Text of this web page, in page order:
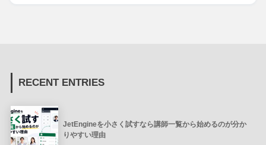
RECENT ENTRIES
JetEngineを小さく試すなら講師一覧から始めるのが分か
りやすい理由